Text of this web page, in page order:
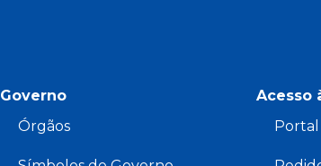
Governo
Órgãos
Acesso